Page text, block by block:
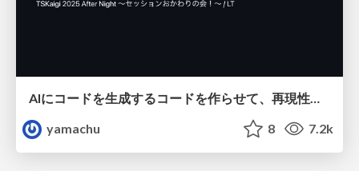
yamachu
8 7.2k